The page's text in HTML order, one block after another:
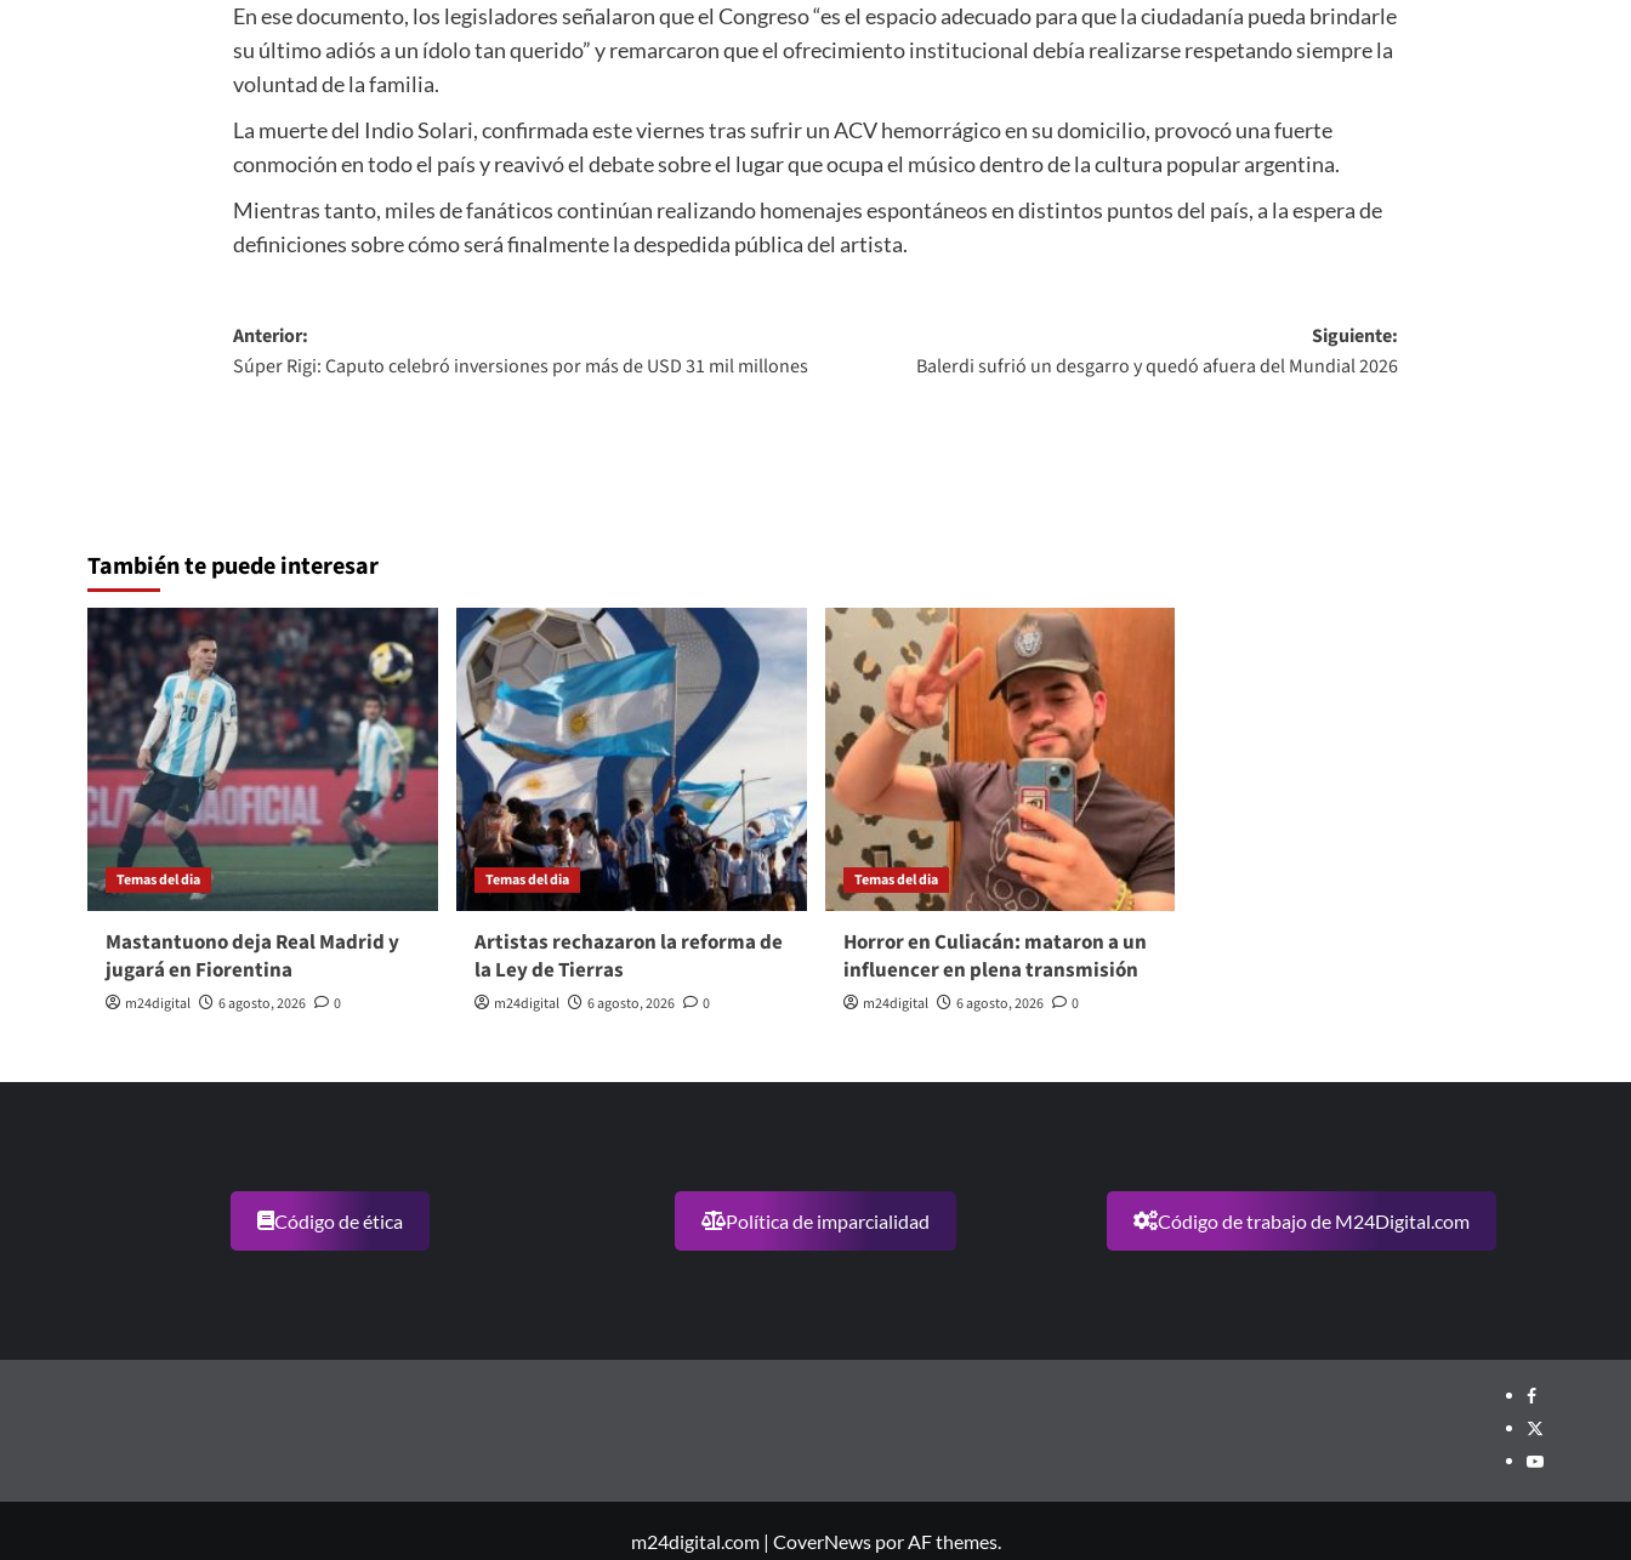
En ese documento, los legisladores señalaron que el Congreso “es el espacio adecuado para que la ciudadanía pueda brindarle
su último adiós a un ídolo tan querido” y remarcaron que el ofrecimiento institucional debía realizarse respetando siempre la
voluntad de la familia.
La muerte del Indio Solari, confirmada este viernes tras sufrir un ACV hemorrágico en su domicilio, provocó una fuerte
conmoción en todo el país y reavivó el debate sobre el lugar que ocupa el músico dentro de la cultura popular argentina.
Mientras tanto, miles de fanáticos continúan realizando homenajes espontáneos en distintos puntos del país, a la espera de
definiciones sobre cómo será finalmente la despedida pública del artista.
Navegación
de
Anterior:
Súper Rigi: Caputo celebró inversiones por más de USD 31 mil millones
Siguiente:
Balerdi sufrió un desgarro y quedó afuera del Mundial 2026
También te puede interesar
Temas del dia
Mastantuono deja Real Madrid y
jugará en Fiorentina
m24digital 6 agosto, 2026 0
Temas del dia
Artistas rechazaron la reforma de
la Ley de Tierras
m24digital 6 agosto, 2026 0
Temas del dia
Horror en Culiacán: mataron a un
influencer en plena transmisión
m24digital 6 agosto, 2026 0
Código de ética Política de imparcialidad Código de trabajo de M24Digital.com
m24digital.com | CoverNewspor AF themes.